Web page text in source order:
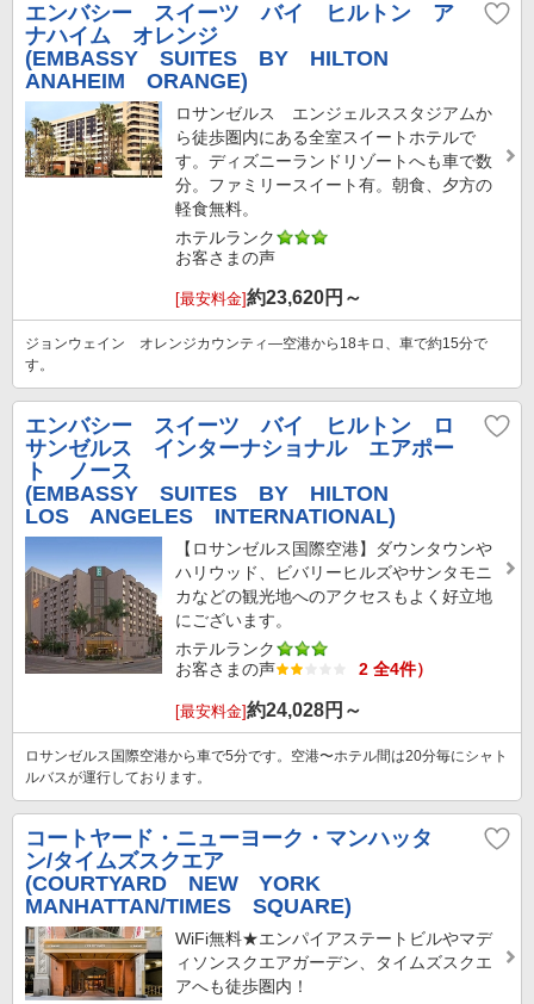
エンバシー スイーツ バイ ヒルトン ア
ナハイム オレンジ
(EMBASSY SUITES BY HILTON
ANAHEIM ORANGE)
ロサンゼルス エンジェルススタジアムか
ら徒歩圏内にある全室スイートホテルで
す。ディズニーランドリゾートへも車で数
分。ファミリースイート有。朝食、夕方の
軽食無料。
ホテルランク
お客さまの声
[最安料金]約23,620円～
ジョンウェイン オレンジカウンティ―空港から18キロ、車で約15分で
す。
エンバシー スイーツ バイ ヒルトン ロ
サンゼルス インターナショナル エアポー
ト ノース
(EMBASSY SUITES BY HILTON
LOS ANGELES INTERNATIONAL)
【ロサンゼルス国際空港】ダウンタウンや
ハリウッド、ビバリーヒルズやサンタモニ
カなどの観光地へのアクセスもよく好立地
にございます。
ホテルランク
お客さまの声
2 全4件）
[最安料金]約24,028円～
ロサンゼルス国際空港から車で5分です。空港〜ホテル間は20分毎にシャト
ルバスが運行しております。
コートヤード・ニューヨーク・マンハッタ
ン/タイムズスクエア
(COURTYARD NEW YORK
MANHATTAN/TIMES SQUARE)
WiFi無料★エンパイアステートビルやマデ
ィソンスクエアガーデン、タイムズスクエ
アへも徒歩圏内！